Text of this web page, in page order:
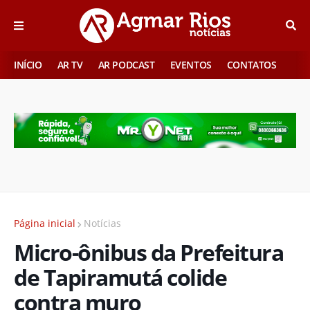
INÍCIO AR TV AR PODCAST EVENTOS CONTATOS
Página inicial Notícias
Micro-ônibus da Prefeitura
de Tapiramutá colide
contra muro